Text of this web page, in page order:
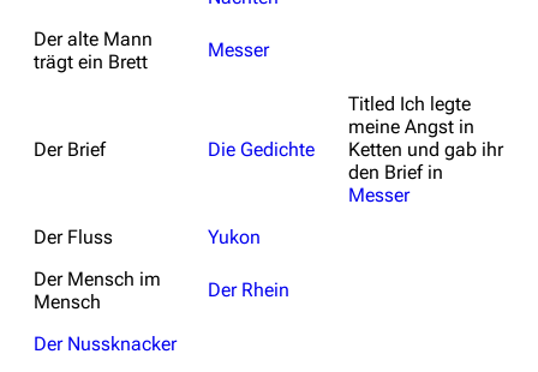
Der alte Mann
trägt ein Brett
Messer
Der Brief Die Gedichte
Titled Ich legte
meine Angst in
Ketten und gab ihr
den Briefin
Messer
Der Fluss
Yukon
Der Mensch im
Mensch
Der Rhein
Der Nussknacker